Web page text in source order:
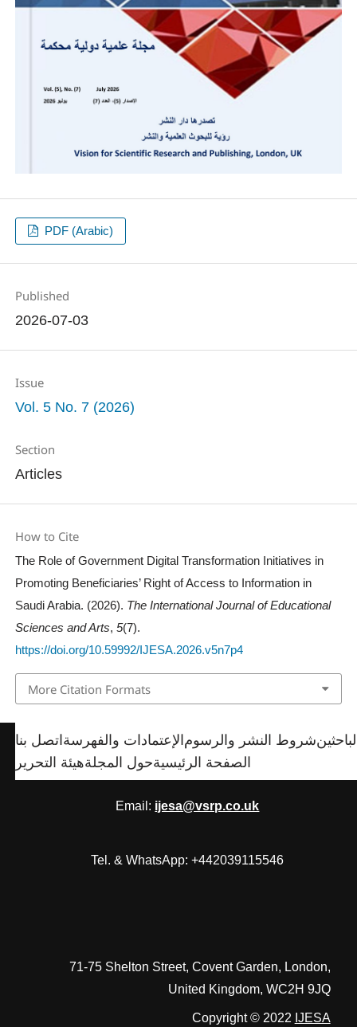
PDF (Arabic)
Published
2026-07-03
Issue
Vol. 5 No. 7 (2026)
Section
Articles
How to Cite
The Role of Government Digital Transformation Initiatives in
Promoting Beneficiaries’ Right of Access to Information in
Saudi Arabia. (2026). The International Journal of Educational
Sciences and Arts,5(7).
https://doi.org/10.59992/IJESA.2026.v5n7p4
More Citation Formats
اتصل بنا الإعتمادات والفهرسة شروط النشر والرسوم
هيئة التحريرحول المجلةالصفحة الرئيسية
Email: ijesa@vsrp.co.uk
Tel. & WhatsApp: +442039115546
71-75 Shelton Street, Covent Garden, London,
United Kingdom, WC2H 9JQ
Copyright © 2022 IJESA